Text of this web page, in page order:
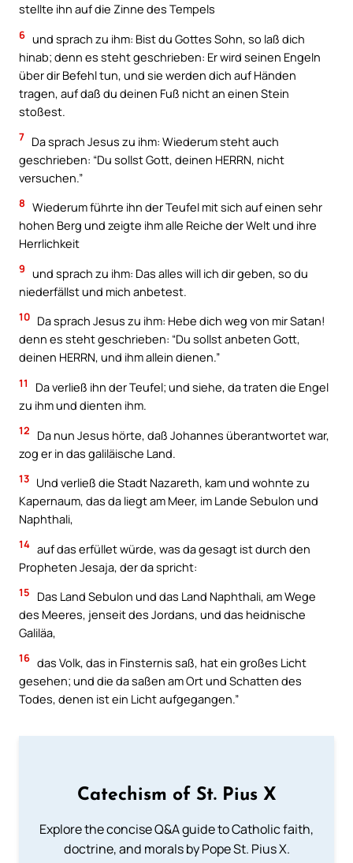
stellte ihn auf die Zinne des Tempels
6 und sprach zu ihm: Bist du Gottes Sohn, so laß dich
hinab; denn es steht geschrieben: Er wird seinen Engeln
über dir Befehl tun, und sie werden dich auf Händen
tragen, auf daß du deinen Fuß nicht an einen Stein
stoßest.
7 Da sprach Jesus zu ihm: Wiederum steht auch
geschrieben: “Du sollst Gott, deinen HERRN, nicht
versuchen.”
8 Wiederum führte ihn der Teufel mit sich auf einen sehr
hohen Berg und zeigte ihm alle Reiche der Welt und ihre
Herrlichkeit
9 und sprach zu ihm: Das alles will ich dir geben, so du
niederfällst und mich anbetest.
10 Da sprach Jesus zu ihm: Hebe dich weg von mir Satan!
denn es steht geschrieben: “Du sollst anbeten Gott,
deinen HERRN, und ihm allein dienen.”
11
Da verließ ihn der Teufel; und siehe, da traten die Engel
zu ihm und dienten ihm.
12
Da nun Jesus hörte, daß Johannes überantwortet war,
zog er in das galiläische Land.
13 Und verließ die Stadt Nazareth, kam und wohnte zu
Kapernaum, das da liegt am Meer, im Lande Sebulon und
Naphthali,
14 auf das erfüllet würde, was da gesagt ist durch den
Propheten Jesaja, der da spricht:
15
Das Land Sebulon und das Land Naphthali, am Wege
des Meeres, jenseit des Jordans, und das heidnische
Galiläa,
16 das Volk, das in Finsternis saß, hat ein großes Licht
gesehen; und die da saßen am Ort und Schatten des
Todes, denen ist ein Licht aufgegangen.”
Catechism of St. Pius X
Explore the concise Q&A guide to Catholic faith,
doctrine, and morals by Pope St. Pius X.